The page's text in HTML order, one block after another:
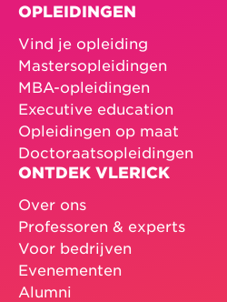
OPLEIDINGEN
Vind je opleiding
Mastersopleidingen
MBA-opleidingen
Executive education
Opleidingen op maat
Doctoraatsopleidingen
ONTDEK VLERICK
Over ons
Professoren & experts
Voor bedrijven
Evenementen
Alumni